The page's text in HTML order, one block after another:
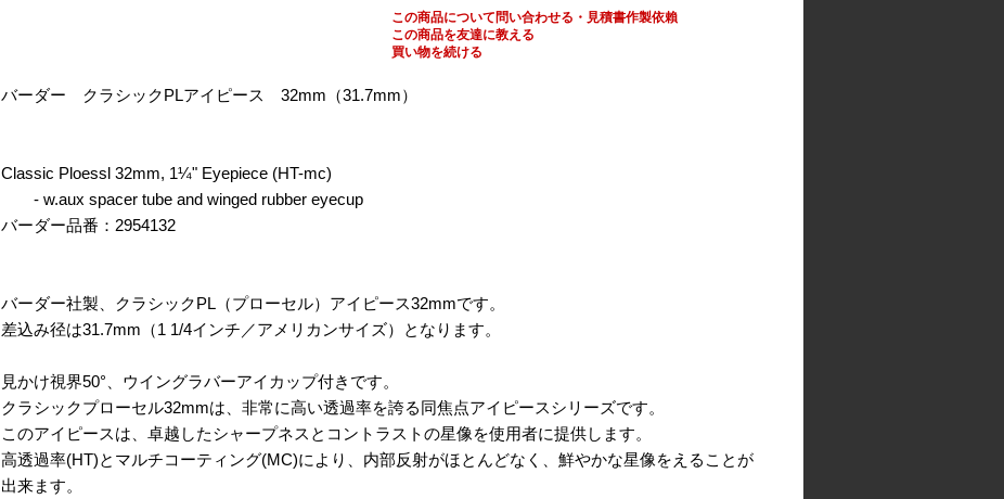
この商品について問い合わせる・見積書作製依賴
この商品を友達に教える
買い物を続ける
バーダー クラシックPLアイピース 32mm（31.7mm）
Classic Ploessl 32mm, 1¼" Eyepiece (HT-mc)
- w.aux spacer tube and winged rubber eyecup
バーダー品番：2954132
バーダー社製、クラシックPL（プローセル）アイピース32mmです。
差込み径は31.7mm（1 1/4インチ／アメリカンサイズ）となります。
見かけ視界50°、ウイングラバーアイカップ付きです。
クラシックプローセル32mmは、非常に高い透過率を誇る同焦点アイピースシリーズです。
このアイピースは、卓越したシャープネスとコントラストの星像を使用者に提供します。
高透過率(HT)とマルチコーティング(MC)により、内部反射がほとんどなく、鮮やかな星像をえることが
出来ます。